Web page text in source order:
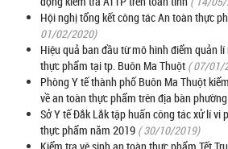
Hội nghị tổng kết công tác An toàn thực
01/02/2020)
Hiệu quả ban đầu từ mô hình điểm quản
thực phẩm tại tp. Buôn Ma Thuột ( 07/01/
Phòng Y tế thành phố Buôn Ma Thuột
về an toàn thực phẩm trên địa bàn
Sở Y tế Đắk Lắk tập huấn công tác xử lí vi
thực phẩm năm 2019 ( 30/10/2019)
Kiểm tra vệ sinh an toàn thực phẩm Tết